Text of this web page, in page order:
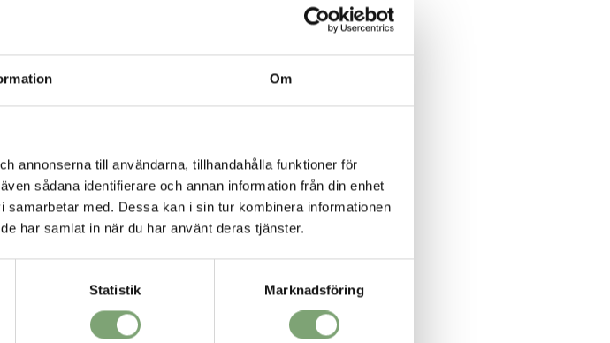
Om
annonserna till användarna, tillhandahålla funktioner för
sådana identifierare och annan information från din enhet
med. Dessa kan i sin tur kombinera informationen
har samlat in när du har använt deras tjänster.
Statistik Marknadsföring
Tvåvägs blixtlåsöppning in i huvudfacket